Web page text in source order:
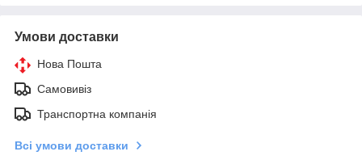
Умови доставки
Нова Пошта
Самовивіз
Транспортна компанія
Всі умови доставки